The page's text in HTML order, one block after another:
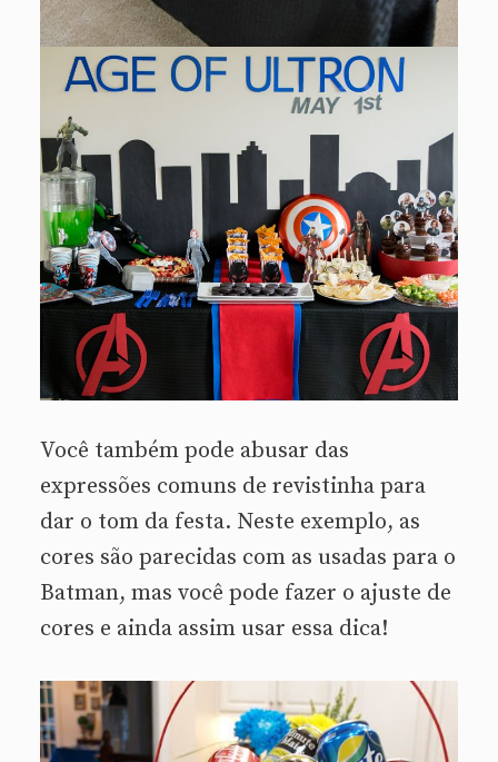
Você também pode abusar das
expressões comuns de revistinha para
dar o tom da festa. Neste exemplo, as
cores são parecidas com as usadas para o
Batman, mas você pode fazer o ajuste de
cores e ainda assim usar essa dica!